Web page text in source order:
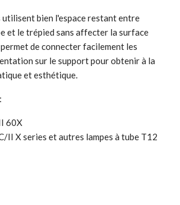
utilisent bien l'espace restant entre
et le trépied sans affecter la surface
de connecter facilement les
sur le support pour obtenir à la
et esthétique.
60X
II X series et autres lampes à tube T12